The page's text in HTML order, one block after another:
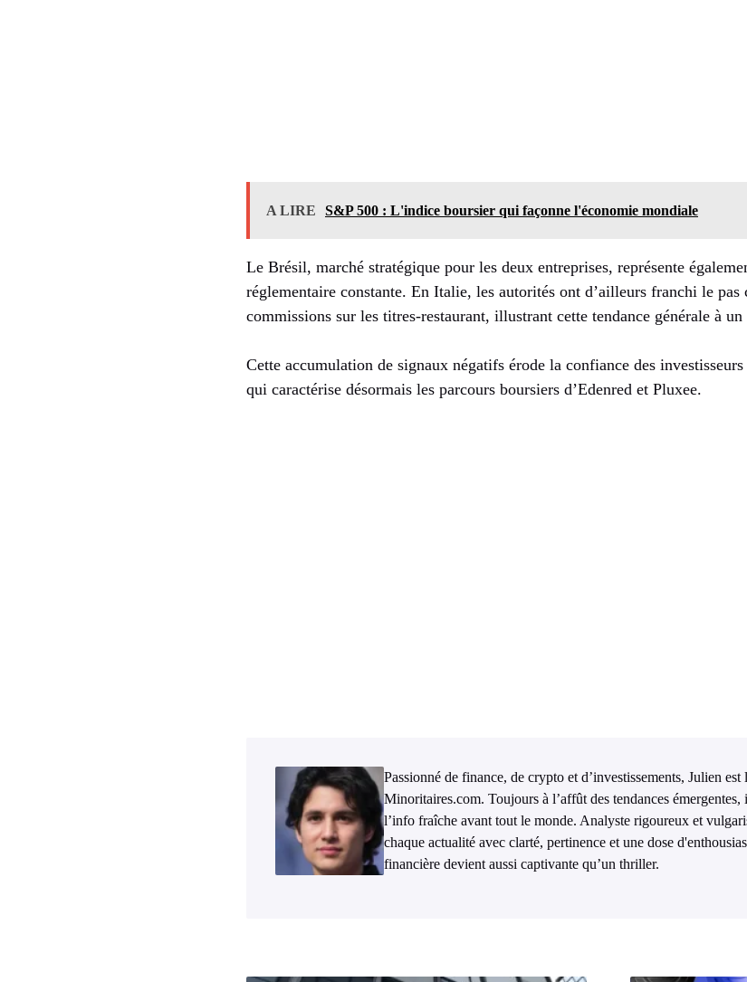
A LIRE S&P 500 : L'indice boursier qui façonne l'économie mondiale
Le Brésil, marché stratégique pour les deux entreprises, représente
réglementaire constante. En Italie, les autorités ont d’ailleurs franchi le pas
commissions sur les titres-restaurant, illustrant cette tendance générale à
Cette accumulation de signaux négatifs érode la confiance des
qui caractérise désormais les parcours boursiers d’Edenred et Pluxee.
Passionné de finance, de crypto et d’investissements, Julien
Minoritaires.com. Toujours à l’affût des tendances émergentes,
l’info fraîche avant tout le monde. Analyste rigoureux et
chaque actualité avec clarté, pertinence et une dose
financière devient aussi captivante qu’un thriller.